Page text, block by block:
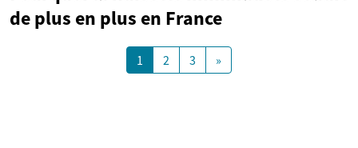
de plus en plus en France
1 2 3 »